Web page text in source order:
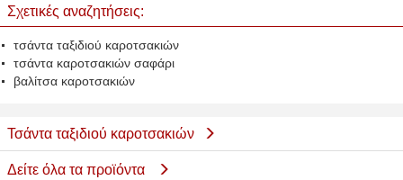
Σχετικές αναζητήσεις:
τσάντα ταξιδιού καροτσακιών
τσάντα καροτσακιών σαφάρι
βαλίτσα καροτσακιών
Τσάντα ταξιδιού καροτσακιών
Δείτε όλα τα προϊόντα